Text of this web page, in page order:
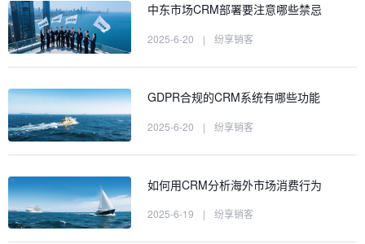
中东市场CRM部署要注意哪些禁忌
2025-6-20 | 纷享销客
GDPR合规的CRM系统有哪些功能
2025-6-20 | 纷享销客
如何用CRM分析海外市场消费行为
2025-6-19 | 纷享销客